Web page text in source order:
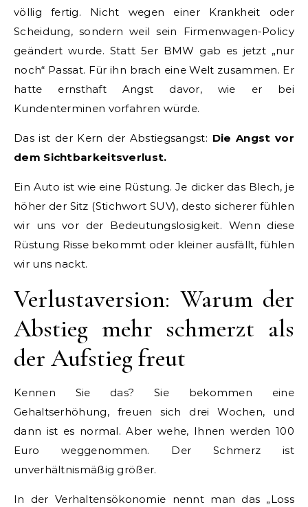
völlig fertig. Nicht wegen einer Krankheit oder
Scheidung, sondern weil sein Firmenwagen-Policy
geändert wurde. Statt 5er BMW gab es jetzt „nur
noch“ Passat. Für ihn brach eine Welt zusammen. Er
hatte ernsthaft Angst davor, wie er bei
Kundenterminen vorfahren würde.
Das ist der Kern der Abstiegsangst: Die Angst vor
dem Sichtbarkeitsverlust.
Ein Auto ist wie eine Rüstung. Je dicker das Blech, je
höher der Sitz (Stichwort SUV), desto sicherer fühlen
wir uns vor der Bedeutungslosigkeit. Wenn diese
Rüstung Risse bekommt oder kleiner ausfällt, fühlen
wir uns nackt.
Verlustaversion: Warum der
Abstieg mehr schmerzt als
der Aufstieg freut
Kennen Sie das? Sie bekommen eine
Gehaltserhöhung, freuen sich drei Wochen, und
dann ist es normal. Aber wehe, Ihnen werden 100
Euro weggenommen. Der Schmerz ist
unverhältnismäßig größer.
In der Verhaltensökonomie nennt man das „Loss